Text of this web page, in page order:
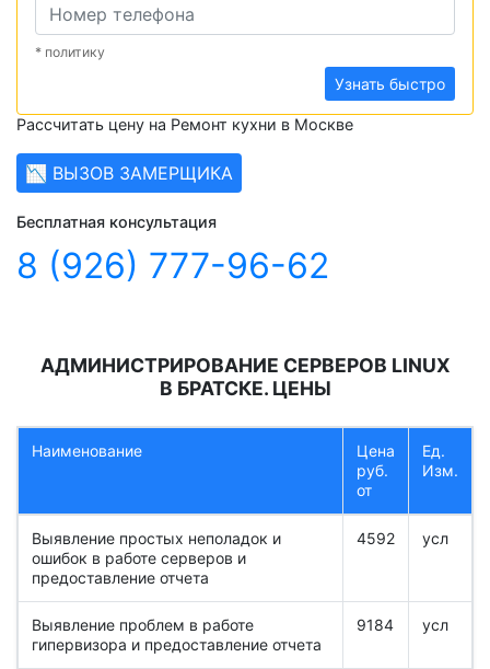
* политику
Узнать быстро
Рассчитать цену на Ремонт кухни в Москве
📉 ВЫЗОВ ЗАМЕРЩИКА
Бесплатная консультация
8 (926) 777-96-62
АДМИНИСТРИРОВАНИЕ СЕРВЕРОВ LINUX
В БРАТСКЕ. ЦЕНЫ
Наименование
Цена
руб.
от
Ед.
Изм.
Выявление простых неполадок и
ошибок в работе серверов и
предоставление отчета
4592 усл
Выявление проблем в работе
гипервизора и предоставление отчета
9184 усл